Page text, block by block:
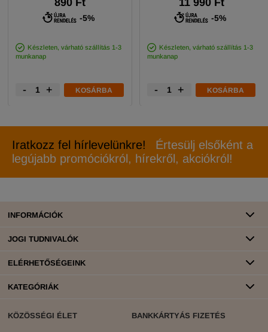
890 Ft
-5%
Készleten, várható szállítás 1-3
munkanap
- + KOSÁRBA
11 990 Ft
-5%
Készleten, várható szállítás 1-3
munkanap
- + KOSÁRBA
Iratkozz fel hírlevelünkre!
Értesülj elsőként a
legújabb promóciókról, hírekről, akciókról!
INFORMÁCIÓK
JOGI TUDNIVALÓK
ELÉRHETŐSÉGEINK
KATEGÓRIÁK
KÖZÖSSÉGI ÉLET BANKKÁRTYÁS FIZETÉS